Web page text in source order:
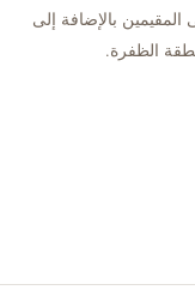
900 سرير للمرضى المقيمين بالإضافة إلى